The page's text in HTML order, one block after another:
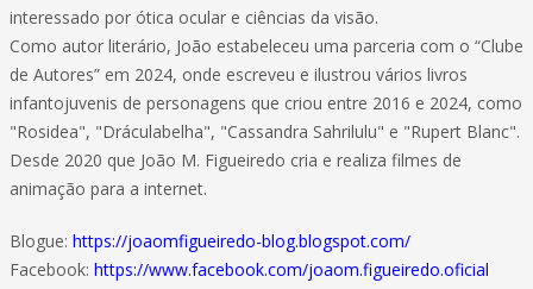
interessado por ótica ocular e ciências da visão.
Como autor literário, João estabeleceu uma parceria com o “Clube
de Autores” em 2024, onde escreveu e ilustrou vários livros
infantojuvenis de personagens que criou entre 2016 e 2024, como
"Rosidea", "Dráculabelha", "Cassandra Sahrilulu" e "Rupert Blanc".
Desde 2020 que João M. Figueiredo cria e realiza filmes de
animação para a internet.
Blogue: https://joaomfigueiredo-blog.blogspot.com/
Facebook: https://www.facebook.com/joaom.figueiredo.oficial